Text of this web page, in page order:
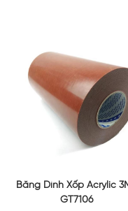
Băng Dính Xốp Acrylic
GT7106